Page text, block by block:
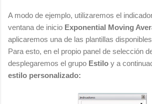
A modo de ejemplo, utilizaremos el
ventana de inicio Exponential Moving
aplicaremos una de las plantillas
Para esto, en el propio panel de selección
desplegaremos el grupo Estilo y a
estilo personalizado: